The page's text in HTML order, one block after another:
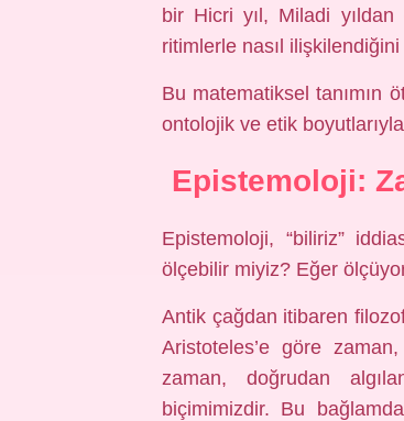
bir Hicri yıl, Miladi
ritimlerle nasıl ilişkilendiğini
Bu matematiksel tanımın
ontolojik ve etik
Epistemoloji:
Epistemoloji, “biliriz”
ölçebilir miyiz? Eğer
Antik çağdan itibaren
Aristoteles’e göre
zaman, doğrudan
biçimimizdir. Bu